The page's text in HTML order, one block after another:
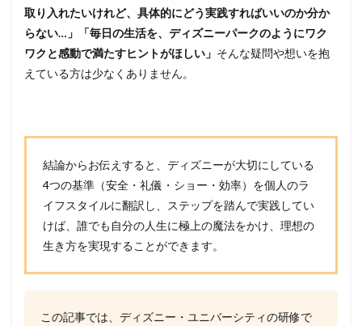
取り入れたいけれど、具体的にどう実践すればいいのか分か
らない…」「毎日の生活を、ディズニーパークのようにワク
ワクと感動で満たすヒントがほしい」 そんな疑問や想いを抱
えている方は少なくありません。
結論からお伝えすると、ディズニーが大切にしている
4つの基準（安全・礼儀・ショー・効率）を個人のラ
イフスタイルに翻訳し、ステップを踏んで実践してい
けば、誰でも自分の人生に極上の魔法をかけ、理想の
生き方を実現することができます。
この記事では、ディズニー・ユニバーシティの研修で